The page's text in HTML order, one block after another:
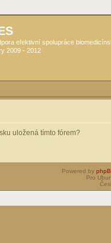
efektivní spolupráce
2009 - 2012
uložená tímto fórem?
Powered by
Pro